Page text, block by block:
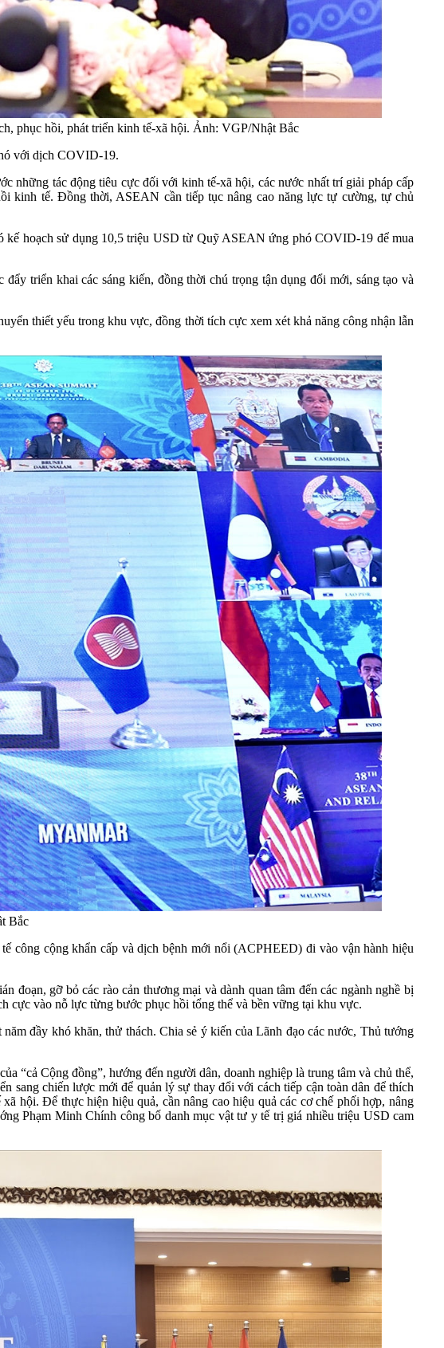
phục hồi, phát triển kinh tế-xã hội. Ảnh: VGP/Nhật Bắc
với dịch COVID-19.
những tác động tiêu cực đối với kinh tế-xã hội, các nước nhất trí giải pháp cấp
kinh tế. Đồng thời, ASEAN cần tiếp tục nâng cao năng lực tự cường, tự chủ
hoạch sử dụng 10,5 triệu USD từ Quỹ ASEAN ứng phó COVID-19 để mua
triển khai các sáng kiến, đồng thời chú trọng tận dụng đổi mới, sáng tạo và
thiết yếu trong khu vực, đồng thời tích cực xem xét khả năng công nhận lẫn
Bắc
công cộng khẩn cấp và dịch bệnh mới nổi (ACPHEED) đi vào vận hành hiệu
gỡ bỏ các rào cản thương mại và dành quan tâm đến các ngành nghề bị
cực vào nỗ lực từng bước phục hồi tổng thể và bền vững tại khu vực.
đầy khó khăn, thử thách. Chia sẻ ý kiến của Lãnh đạo các nước, Thủ tướng
“cả Cộng đồng”, hướng đến người dân, doanh nghiệp là trung tâm và chủ thể,
sang chiến lược mới để quản lý sự thay đổi với cách tiếp cận toàn dân để thích
hội. Để thực hiện hiệu quả, cần nâng cao hiệu quả các cơ chế phối hợp, nâng
Phạm Minh Chính công bố danh mục vật tư y tế trị giá nhiều triệu USD cam